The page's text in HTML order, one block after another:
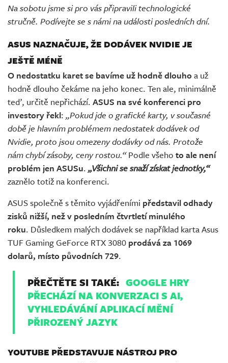
Na sobotu jsme si pro vás připravili technologické
stručně. Podívejte se s námi na události posledních dní.
ASUS NAZNAČUJE, ŽE DODÁVEK NVIDIE JE
JEŠTĚ MÉNĚ
O nedostatku karet se bavíme už hodně dlouho a už
hodně dlouho čekáme na jeho konec. Ten ale, minimálně
teď, určitě nepřichází. ASUS na své konferenci pro
investory řekl: „Pokud jde o grafické karty, v současné
době je hlavním problémem nedostatek dodávek od
Nvidie, proto jsou omezeny dodávky od nás. Protože
nám chybí zásoby, ceny rostou.“Podle všeho to ale není
problém jen ASUSu. „Všichni se snaží získat jednotky,“
zaznělo totiž na konferenci.
ASUS společně s těmito vyjádřeními představil odhady
zisků nižší, než v posledním čtvrtletí minulého
roku. Důsledkem malých dodávek se například karta Asus
TUF Gaming GeForce RTX 3080 prodává za 1069
dolarů, místo původních 729.
PŘEČTĚTE SI TAKÉ: GOOGLE HRY
PŘECHÁZÍ NA KONVERZACI S AI,
VYHLEDÁVÁNÍ APLIKACÍ MĚNÍ
PŘIROZENÝ JAZYK
YOUTUBE PŘEDSTAVUJE NÁSTROJ PRO